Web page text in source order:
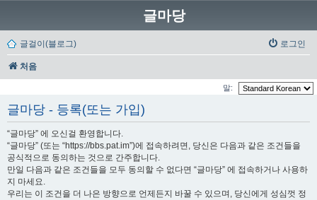
글마당
글걸이(블로그) 로그인
처음
말:
글마당 - 등록(또는 가입)
“글마당” 에 오신걸 환영합니다.
“글마당” (또는 “https://bbs.pat.im”)에 접속하려면, 당신은 다음과 같은 조건들을
공식적으로 동의하는 것으로 간주합니다.
만일 다음과 같은 조건들을 모두 동의할 수 없다면 “글마당” 에 접속하거나 사용하
지 마세요.
우리는 이 조건을 더 나은 방향으로 언제든지 바꿀 수 있으며, 당신에게 성심껏 정